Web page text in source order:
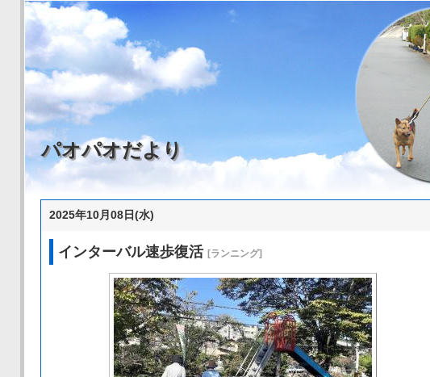
パオパオだより
2025年10月08日(水)
インターバル速歩復活 [ランニング]